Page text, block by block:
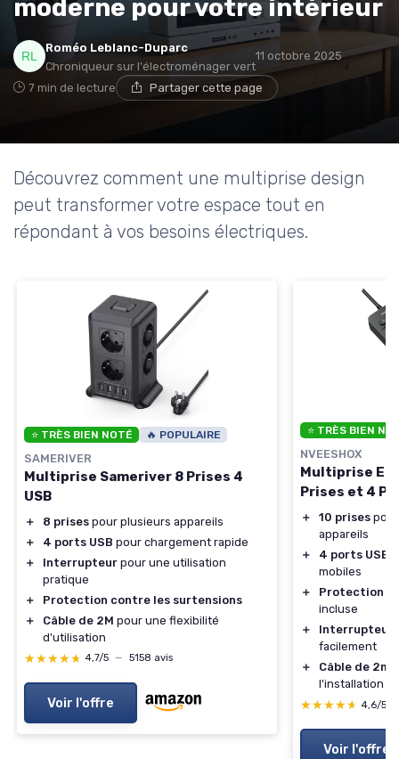
moderne pour votre intérieur
Roméo Leblanc-Duparc
Chroniqueur sur l'électroménager vert
11 octobre 2025
7 min de lecture Partager cette page
Découvrez comment une multiprise design
peut transformer votre espace tout en
répondant à vos besoins électriques.
⭐ TRÈS BIEN NOTÉ 🔥 POPULAIRE
SAMERIVER
Multiprise Sameriver 8 Prises 4
USB
＋ 8 prises pour plusieurs appareils
＋
4 ports USB pour chargement rapide
＋
Interrupteur pour une utilisation
pratique
＋
Protection contre les surtensions
＋
Câble de 2M pour une flexibilité
d'utilisation
★★★★★
★★★★★ 4,7/5 — 5158 avis
Voir l'offre
⭐ TRÈS BIEN
NVEESHOX
Multiprise
Prises et 4
＋ 10 prises
appareils
＋
4 ports USB
mobiles
＋
Protection
incluse
＋
Interrupteur
facilement
＋
Câble de 2m
l'installation
★★★★★
★★★★★ 4,6/5
Voir l'offre
* En m'inscrivant, j'accepte de recevoir la newsletter
d'Appareils Ménagers et les offres de ses partenaires.
Non merci, peut-être plus tard